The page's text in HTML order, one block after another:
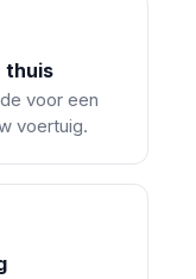
thuis
voor een
voertuig.